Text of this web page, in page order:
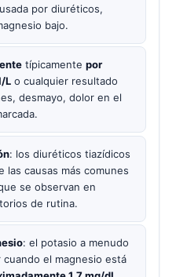
por diuréticos,
bajo.
típicamente por
L o cualquier resultado
desmayo, dolor en el
: los diuréticos tiazídicos
las causas más comunes
se observan en
de rutina.
: el potasio a menudo
el magnesio está